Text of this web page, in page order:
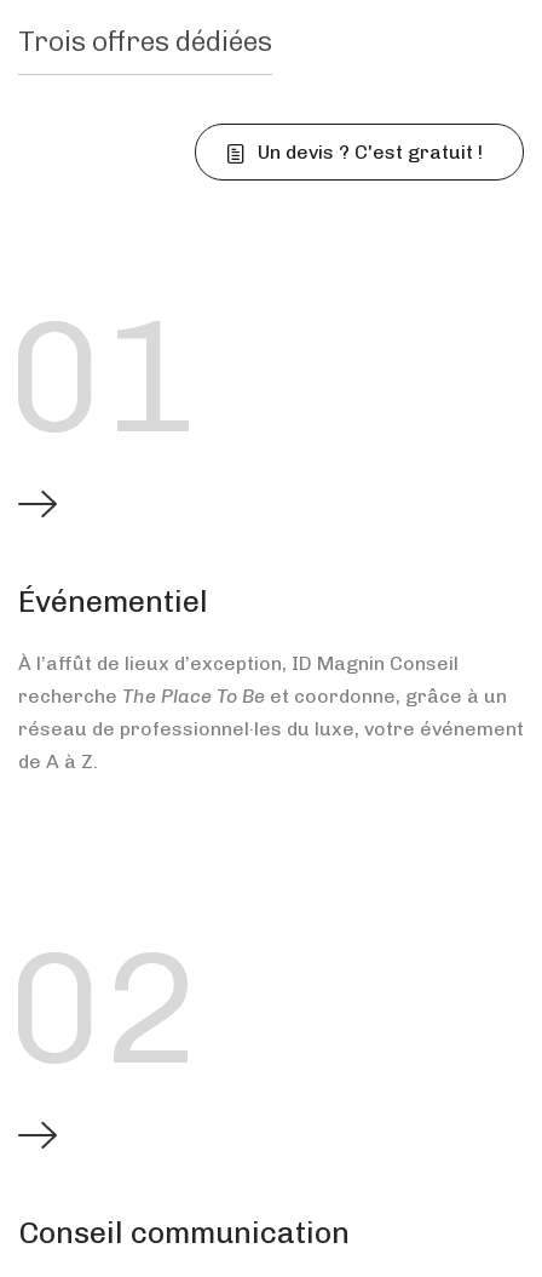
Trois offres dédiées
Un devis ? C'est gratuit !
01
Événementiel
À l’affût de lieux d’exception, ID Magnin Conseil
recherche The Place To Be et coordonne, grâce à un
réseau de professionnel·les du luxe, votre événement
de A à Z.
02
Conseil communication